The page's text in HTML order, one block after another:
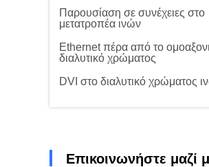
Παρουσίαση σε συνέχειες στο
μετατροπέα ινών
Ethernet πέρα από το
διαλυτικό χρώματος
DVI στο διαλυτικό χρώματος
Επικοινωνήστε μαζί